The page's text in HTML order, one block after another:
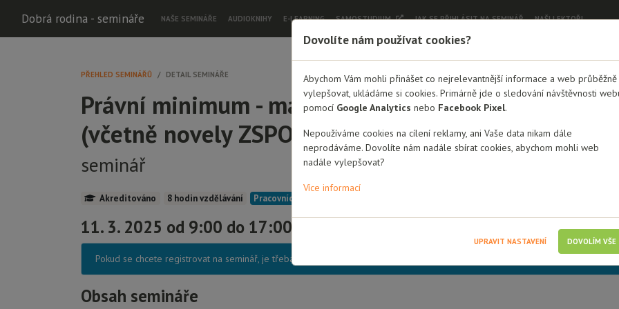
Dobrá rodina - semináře NAŠE SEMINÁŘE AUDIOKNIHY E-LEARNING SAMOSTUDIUM JAK SE PŘIHLÁSIT NA SEMINÁŘ NAŠI LEKTOŘI
PŘEHLED SEMINÁŘŮ DETAIL SEMINÁŘE
Právní minimum - maximum informací v oblasti
(včetně novely ZSPOD)
seminář
Akreditováno 8 hodin vzdělávání Pracovníci Dobré rodiny Odborníci (pracovníci OSPOD, doprov. prac., psychologové,
11. 3. 2025 od 9:00 do 17:00 Online
Pokud se chcete registrovat na seminář, je třeba se nejprve
Obsah semináře
Dovolíte nám používat cookies?
Abychom Vám mohli přinášet co nejrelevantnější informace a web průběžně
vylepšovat, ukládáme si cookies. Primárně jde o sledování návštěvnosti
pomocí Google Analytics nebo Facebook Pixel.
Nepoužíváme cookies na cílení reklamy, ani Vaše data nikam dále
neprodáváme. Dovolíte nám nadále sbírat cookies, abychom mohli web
nadále vylepšovat?
Více informací
UPRAVIT NASTAVENÍ DOVOLÍM VŠE